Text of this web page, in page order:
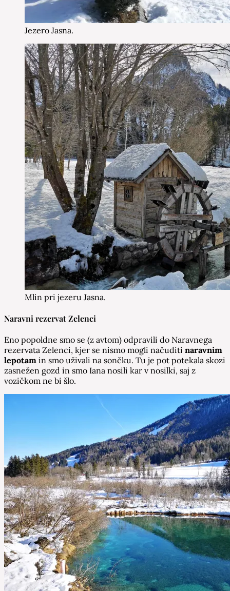
Jezero Jasna.
Mlin pri jezeru Jasna.
Naravni rezervat Zelenci
Eno popoldne smo se (z avtom) odpravili do Naravnega
rezervata Zelenci, kjer se nismo mogli načuditi naravnim
lepotam in smo uživali na sončku. Tu je pot potekala skozi
zasnežen gozd in smo Iana nosili kar v nosilki, saj z
vozičkom ne bi šlo.